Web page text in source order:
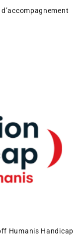
Humanis Handicap